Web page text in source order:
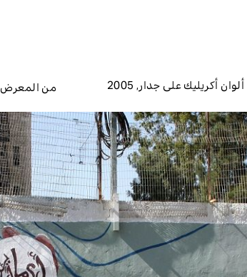
ألوان أكريليك على جدار,
2005 من المعرض